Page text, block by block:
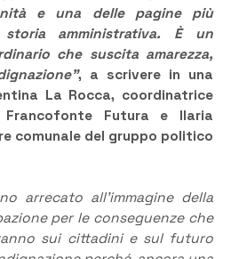
e una delle pagine più
amministrativa. È un
che suscita amarezza,
, a scrivere in una
La Rocca, coordinatrice
Futura e Ilaria
comunale del gruppo politico
arrecato all’immagine della
per le conseguenze che
sui cittadini e sul futuro